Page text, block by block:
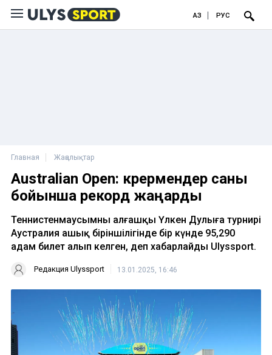
ҚАЗ РУС
Главная Жаңалықтар
Australian Open: көрермендер саны
бойынша рекорд жаңарды
Теннистенмаусымның алғашқы Үлкен Дулыға турнирі
Аустралия ашық біріншілігінде бір күнде 95,290
адам билет алып келген, деп хабарлайды Ulyssport.
Редакция Ulyssport 13.01.2025, 16:46